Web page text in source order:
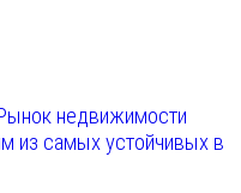
недвижимости
из самых устойчивых в